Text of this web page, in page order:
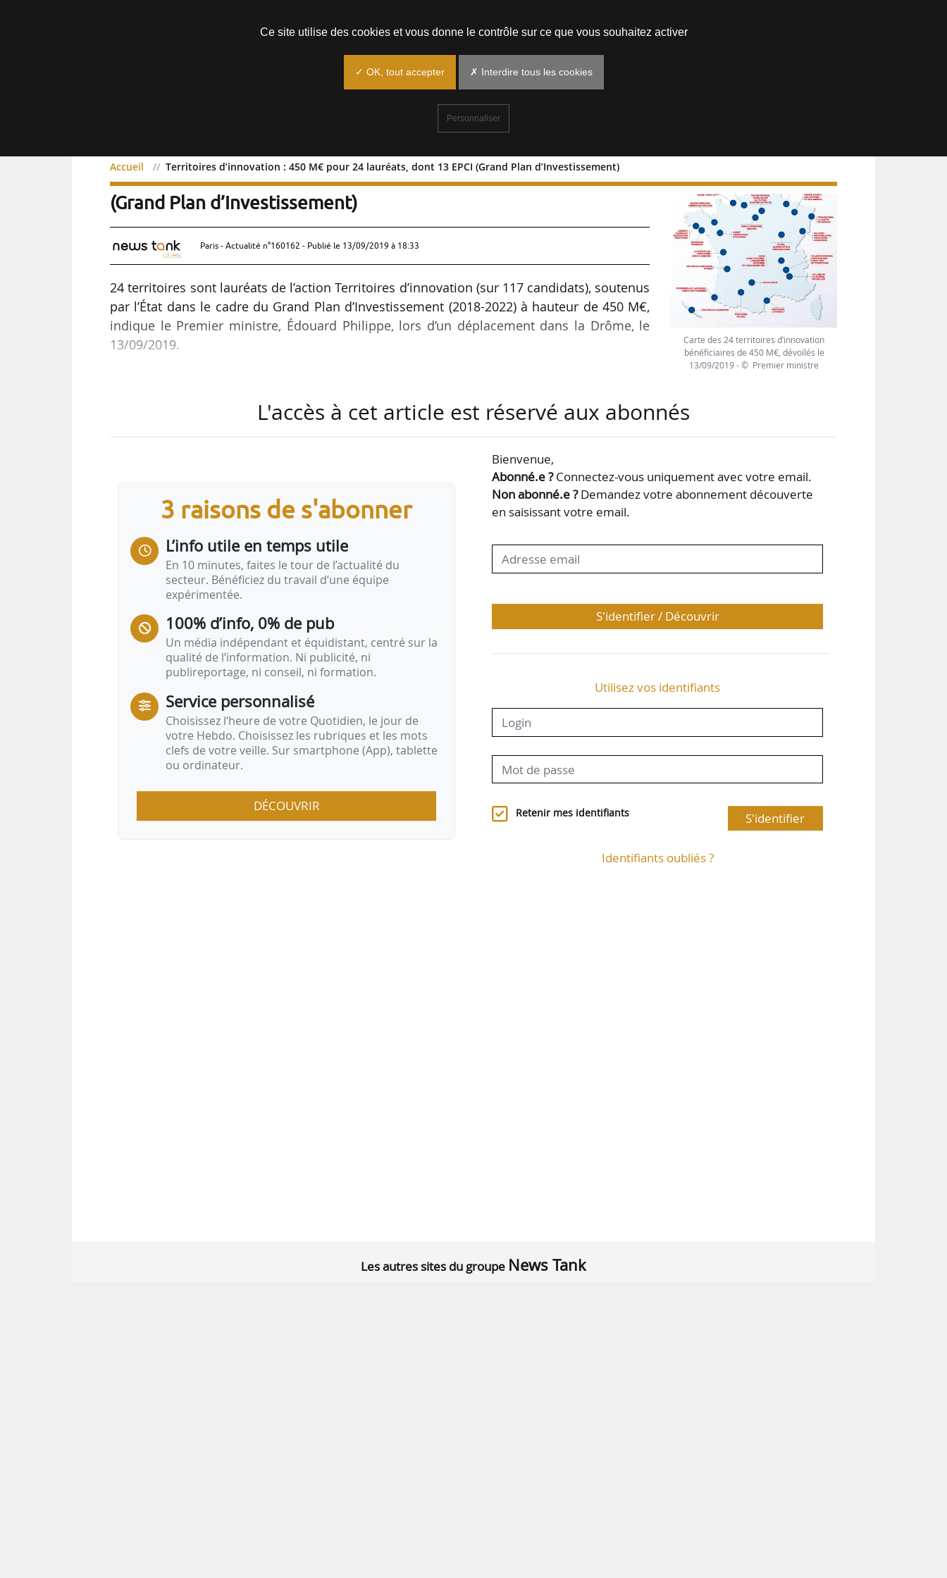
Accueil Territoires d’innovation : 450 M€ pour 24 lauréats, dont 13 EPCI (Grand Plan d’Investissement)
Territoires d’innovation : 450 M€ pour 24 lauréats, dont 13 EPCI
(Grand Plan d’Investissement)
Paris - Actualité n°160162 - Publié le 13/09/2019 à 18:33
24 territoires sont lauréats de l’action Territoires d’innovation (sur 117 candidats), soutenus
par l’État dans le cadre du Grand Plan d’Investissement (2018-2022) à hauteur de 450 M€,
indique le Premier ministre, Édouard Philippe, lors d’un déplacement dans la Drôme, le
13/09/2019.
territoire mixte. Parmi les 24 lauréats, 13 EPCI urbains et métropoles :
• Valence Romans Agglomération (Isère) ;
• La métropole du Grand Lyon (Rhône) ;
• Pays de Montbéliard (Doubs), avec Grand Belfort Agglomération ;
• Lorient Agglomération (Morbihan) ;
• La métropole du Grand Nancy (Meurthe-et-Moselle) ;
• Eurométropole de Strasbourg (Bas-Rhin) ;
• Communauté urbaine de Dunkerque (Nord) ;
Carte des 24 territoires d’innovation
bénéficiaires de 450 M€, dévoilés le
13/09/2019 - © Premier ministre
L'accès à cet article est réservé aux abonnés
3 raisons de s'abonner
L’info utile en temps utile
En 10 minutes, faites le tour de l’actualité du
secteur. Bénéficiez du travail d’une équipe
expérimentée.
100% d’info, 0% de pub
Un média indépendant et équidistant, centré sur la
qualité de l’information. Ni publicité, ni
publireportage, ni conseil, ni formation.
Service personnalisé
Choisissez l‘heure de votre Quotidien, le jour de
votre Hebdo. Choisissez les rubriques et les mots
clefs de votre veille. Sur smartphone (App), tablette
ou ordinateur.
DÉCOUVRIR
Bienvenue,
Abonné.e ?Connectez-vous uniquement avec votre email.
Non abonné.e ?Demandez votre abonnement découverte
en saisissant votre email.
S'identifier / Découvrir
Utilisez vos identifiants
Retenir mes identifiants S'identifier
Identifiants oubliés ?
Les autres sites du groupe News Tank
Ce site utilise des cookies et vous donne le contrôle sur ce que vous souhaitez activer
✓ OK, tout accepter ✗ Interdire tous les cookies
Personnaliser